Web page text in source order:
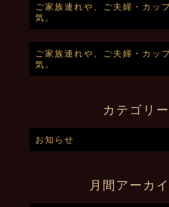
ご家族連れや、ご夫婦・カッ
気。
ご家族連れや、ご夫婦・カッ
気。
カテゴリー
お知らせ
月間アーカ